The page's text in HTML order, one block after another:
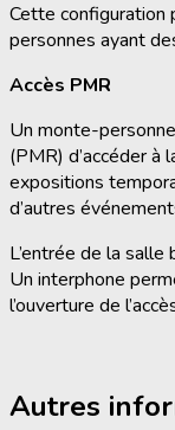
Cette configuration
personnes ayant
Accès PMR
Un monte-
(PMR) d’accéder à
expositions
d’autres
L’entrée de la
Un interphone
l’ouverture de
Autres